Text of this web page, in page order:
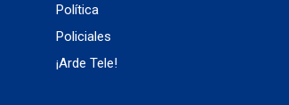
Política
Policiales
¡Arde Tele!